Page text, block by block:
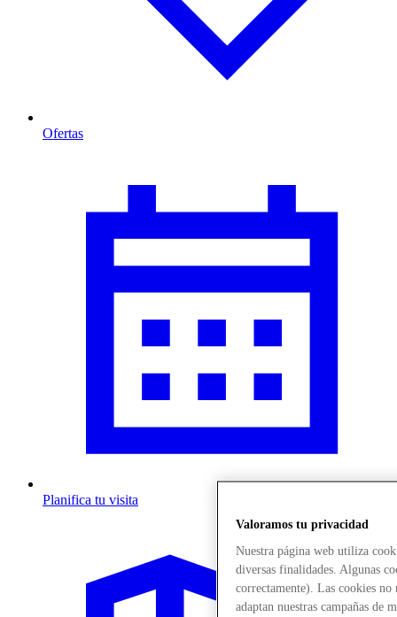
Ofertas
Planifica tu visita
Valoramos tu privacidad
Nuestra página web utiliza
diversas finalidades. Algunas
correctamente). Las cookies no
adaptan nuestras campañas de